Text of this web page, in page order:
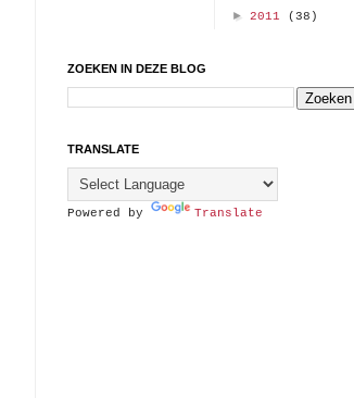
► 2011 (38)
ZOEKEN IN DEZE BLOG
TRANSLATE
Powered by Translate